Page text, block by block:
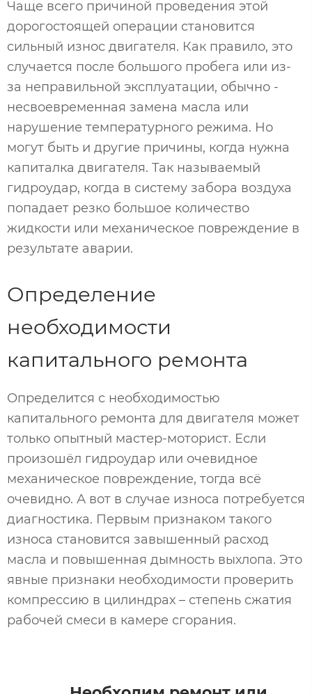
Чаще всего причиной проведения этой
дорогостоящей операции становится
сильный износ двигателя. Как правило, это
случается после большого пробега или из-
за неправильной эксплуатации, обычно -
несвоевременная замена масла или
нарушение температурного режима. Но
могут быть и другие причины, когда нужна
капиталка двигателя. Так называемый
гидроудар, когда в систему забора воздуха
попадает резко большое количество
жидкости или механическое повреждение в
результате аварии.
Определение
необходимости
капитального ремонта
Определится с необходимостью
капитального ремонта для двигателя может
только опытный мастер-моторист. Если
произошёл гидроудар или очевидное
механическое повреждение, тогда всё
очевидно. А вот в случае износа потребуется
диагностика. Первым признаком такого
износа становится завышенный расход
масла и повышенная дымность выхлопа. Это
явные признаки необходимости проверить
компрессию в цилиндрах – степень сжатия
рабочей смеси в камере сгорания.